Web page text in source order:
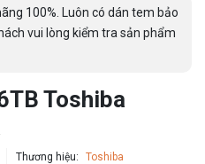
100%. Luôn có dán tem bảo
vui lòng kiểm tra sản phẩm
Toshiba
Thương hiệu: Toshiba